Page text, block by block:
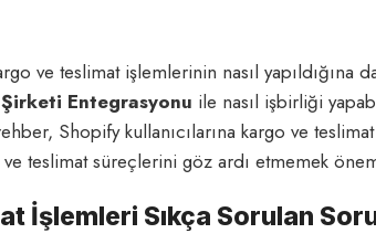
ve teslimat işlemlerinin nasıl yapıldığına
Entegrasyonu ile nasıl işbirliği
Shopify kullanıcılarına kargo ve
teslimat süreçlerini göz ardı etmemek
İşlemleri Sıkça Sorulan